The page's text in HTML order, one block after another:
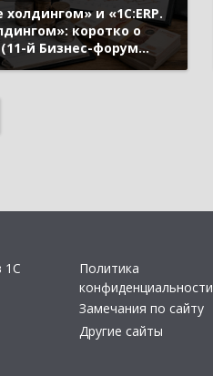
холдингом» и «1С:ERP.
коротко о
й Бизнес-форум
2024 г., Митрохин
1С
Политика
конфиденциальности
Замечания по сайту
Другие сайты